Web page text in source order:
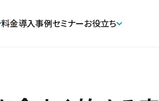
料金導入事例セミナーお役立ち